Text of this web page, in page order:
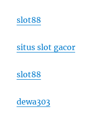
slot88
situs slot gacor
slot88
dewa303